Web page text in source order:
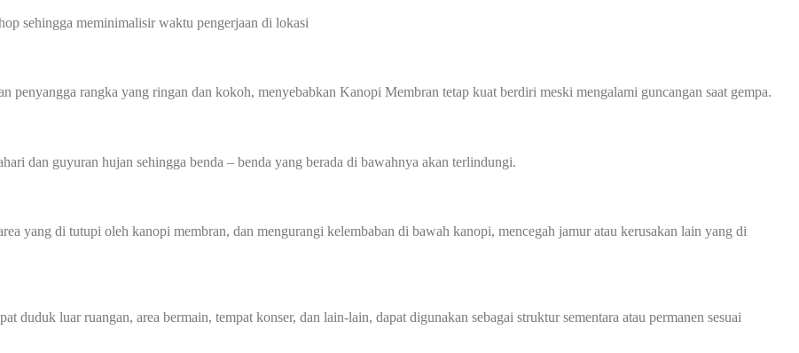
sehingga meminimalisir waktu pengerjaan di lokasi
rangka yang ringan dan kokoh, menyebabkan Kanopi Membran tetap kuat berdiri meski mengalami guncangan saat gempa.
dan guyuran hujan sehingga benda – benda yang berada di bawahnya akan terlindungi.
yang di tutupi oleh kanopi membran, dan mengurangi kelembaban di bawah kanopi, mencegah jamur atau kerusakan lain yang di
duduk luar ruangan, area bermain, tempat konser, dan lain-lain, dapat digunakan sebagai struktur sementara atau permanen sesuai